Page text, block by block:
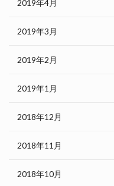
2019年4月
2019年3月
2019年2月
2019年1月
2018年12月
2018年11月
2018年10月